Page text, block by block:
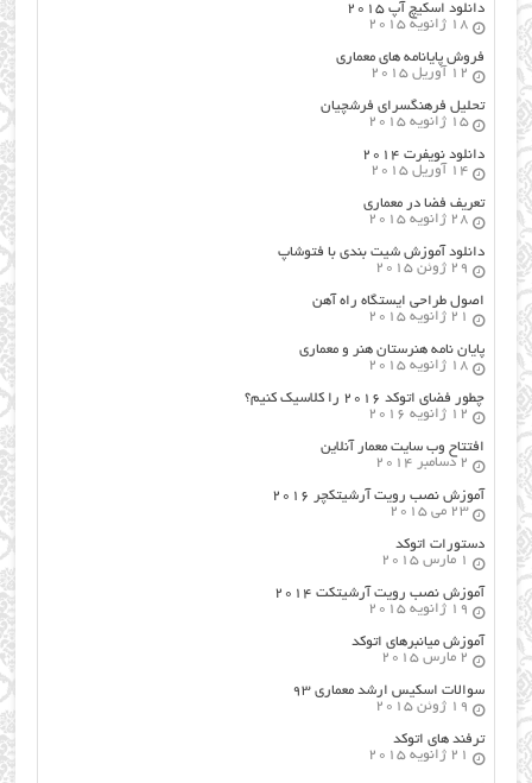
دانلود اسکیچ آپ ۲۰۱۵
18 ژانویه 2015
فروش پایانامه های معماری
12 آوریل 2015
تحلیل فرهنگسرای فرشچیان
15 ژانویه 2015
دانلود نویفرت ۲۰۱۴
14 آوریل 2015
تعریف فضا در معماری
28 ژانویه 2015
دانلود آموزش شیت بندی با فتوشاپ
29 ژوئن 2015
اصول طراحي ایستگاه راه آهن
21 ژانویه 2015
پایان نامه هنرستان هنر و معماري
18 ژانویه 2015
چطور فضای اتوکد ۲۰۱۶ را کلاسیک کنیم؟
12 ژانویه 2016
افتتاح وب سایت معمار آنلاین
2 دسامبر 2014
آموزش نصب رویت آرشیتکچر ۲۰۱۶
23 می 2015
دستورات اتوکد
1 مارس 2015
آموزش نصب رویت آرشیتکت ۲۰۱۴
19 ژانویه 2015
آموزش میانبرهای اتوکد
2 مارس 2015
سوالات اسکیس ارشد معماری ۹۳
19 ژوئن 2015
ترفند های اتوکد
21 ژانویه 2015